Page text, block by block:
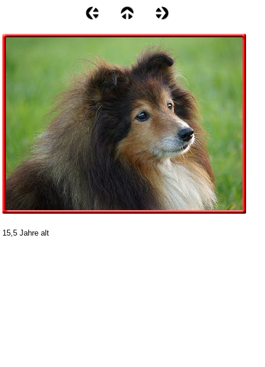
15,5 Jahre alt